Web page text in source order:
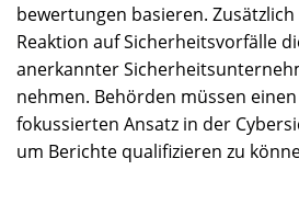
bewertungen basieren.
Reaktion auf Sicherheitsvorfälle
anerkannter
nehmen. Behörden müssen
fokussierten Ansatz in der
um Berichte qualifizieren zu